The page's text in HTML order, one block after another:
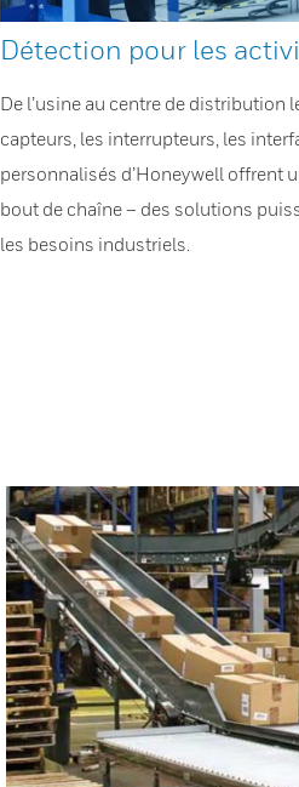
Détection pour les
De l’usine au centre de distribution
capteurs, les interrupteurs, les
personnalisés d’Honeywell offrent
bout de chaîne – des solutions
les besoins industriels.